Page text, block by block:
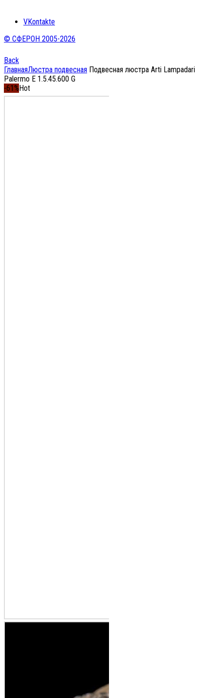
VKontakte
© СФЕРОН 2005-2026
Back
ГлавнаяЛюстра подвесная Подвесная люстра Arti Lampadari
Palermo E 1.5.45.600 G
-61% Hot